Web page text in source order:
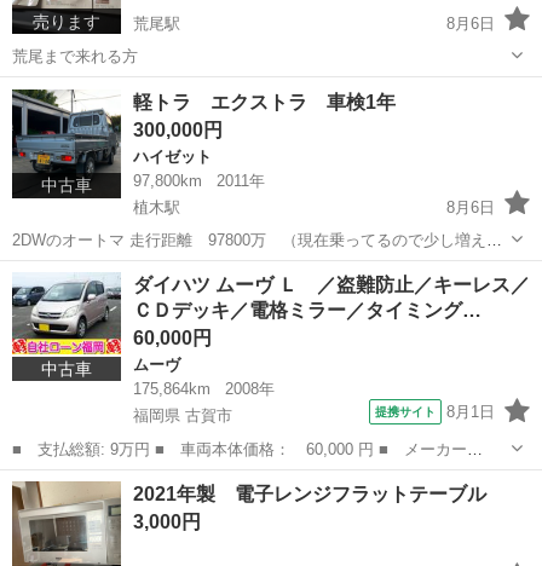
売ります 荒尾駅
8月6日
荒尾まで来れる方
熊本 荒尾市 荒尾駅 食品
中古車
軽トラ エクストラ 車検1年
300,000円
ハイゼット
97,800km
2011年
植木駅
8月6日
2DWのオートマ 走行距離 97800万 （現在乗ってるので少し増えま
す） エアコンが効かなくなり買い替えます。 ご自分で修理される方や
荷物乗せでエアコンは 効かなくても大丈夫な方宜しくお願いします。
不明な点はメッセージお...
熊本市 植木駅 ハイゼット
中古車
ダイハツ ムーヴ Ｌ ／盗難防止／キーレス／
ＣＤデッキ／電格ミラー／タイミング…
60,000円
ムーヴ
175,864km
2008年
福岡県 古賀市
提携サイト 8月1日
■ 支払総額: 9万円 ■ 車両本体価格： 60,000 円 ■ メーカー
名： ダイハツ ■ 車種名： ムーヴ ■ グレード名： Ｌ ／盗難
防止／キーレス／ＣＤデッキ／電格ミラー／タイミングチェーン ■
排気量： 660c...
福岡 古賀市 ムーヴ
2021年製 電子レンジフラットテーブル
3,000円